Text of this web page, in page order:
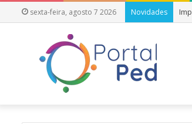
sexta-feira, agosto 7 2026 Novidades